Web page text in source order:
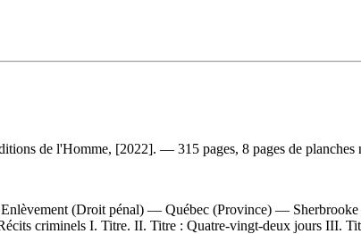
de l'Homme, [2022]. — 315 pages, 8 pages de planches
(Droit pénal) — Québec (Province) —
criminels I. Titre. II. Titre : Quatre-vingt-deux jours III.